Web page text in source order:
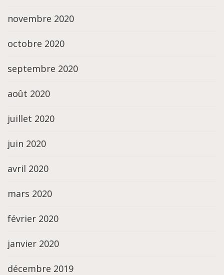
novembre 2020
octobre 2020
septembre 2020
août 2020
juillet 2020
juin 2020
avril 2020
mars 2020
février 2020
janvier 2020
décembre 2019